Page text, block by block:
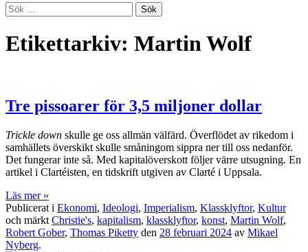
Sök
efter:
Etikettarkiv: Martin Wolf
Tre pissoarer för 3,5 miljoner dollar
Trickle down skulle ge oss allmän välfärd. Överflödet av rikedom i
samhällets överskikt skulle småningom sippra ner till oss nedanför.
Det fungerar inte så. Med kapitalöverskott följer värre utsugning. En
artikel i Clartéisten, en tidskrift utgiven av Clarté i Uppsala.
Läs mer »
Publicerat i Ekonomi, Ideologi, Imperialism, Klassklyftor, Kultur
och märkt Christie's, kapitalism, klassklyftor, konst, Martin Wolf,
Robert Gober, Thomas Piketty den 28 februari 2024 av Mikael
Nyberg.